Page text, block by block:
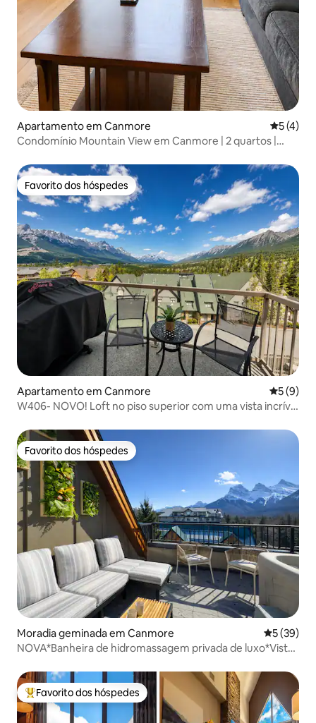
Apartamento em Canmore
5 (4)
Condomínio Mountain View em Canmore | 2 quartos |
Favorito dos hóspedes
Favorito dos hóspedes
Apartamento em Canmore
5 (9)
W406- NOVO! Loft no piso superior com uma vista incrível
Favorito dos hóspedes
Favorito dos hóspedes
Moradia geminada em Canmore
5 (39)
NOVA*Banheira de hidromassagem privada de luxo*Vista
Favoritos dos hóspedes mais apreciados
Favorito dos hóspedes